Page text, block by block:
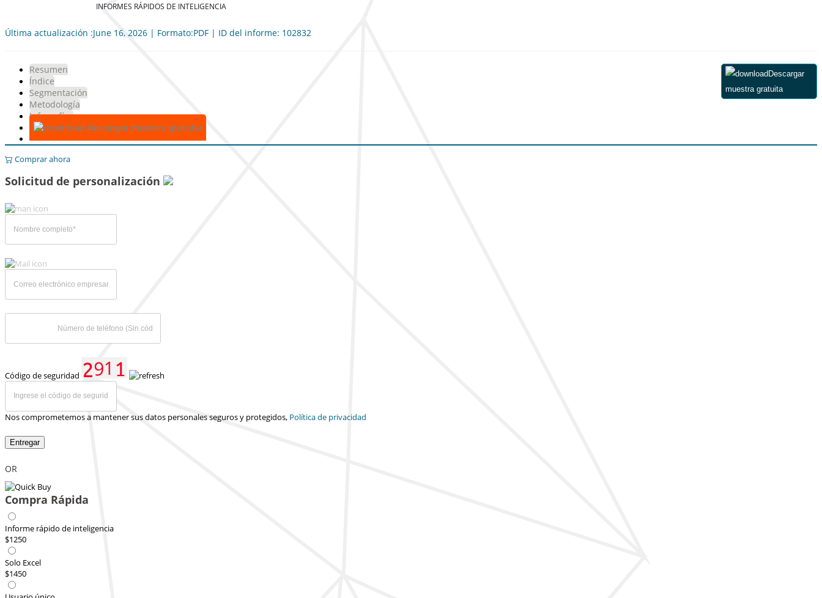
INFORMES RÁPIDOS DE INTELIGENCIA
Última actualización :June 16, 2026 | Formato:PDF | ID del informe: 102832
Resumen
Índice
Segmentación
Metodología
Infografías
Descargar muestra gratuita
Descargar
muestra gratuita
Comprar ahora
Solicitud de personalización
Código de seguridad
Nos comprometemos a mantener sus datos personales seguros y protegidos, Política de privacidad
Entregar
OR
Compra Rápida
Informe rápido de inteligencia
$1250
Solo Excel
$1450